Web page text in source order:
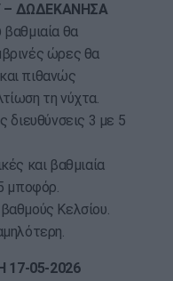
– ΔΩΔΕΚΑΝΗΣΑ
θα
ώρες θα
πιθανώς
τη νύχτα.
διευθύνσεις 3 με 5
και βαθμιαία
μποφόρ.
Κελσίου.
17-05-2026